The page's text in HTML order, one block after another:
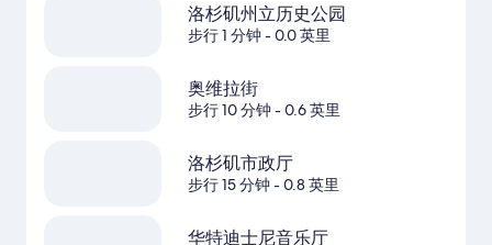
洛杉矶州立历史公园
步行 1 分钟- 0.0 英里
奥维拉街
步行 10 分钟- 0.6 英里
洛杉矶市政厅
步行 15 分钟- 0.8 英里
华特迪士尼音乐厅